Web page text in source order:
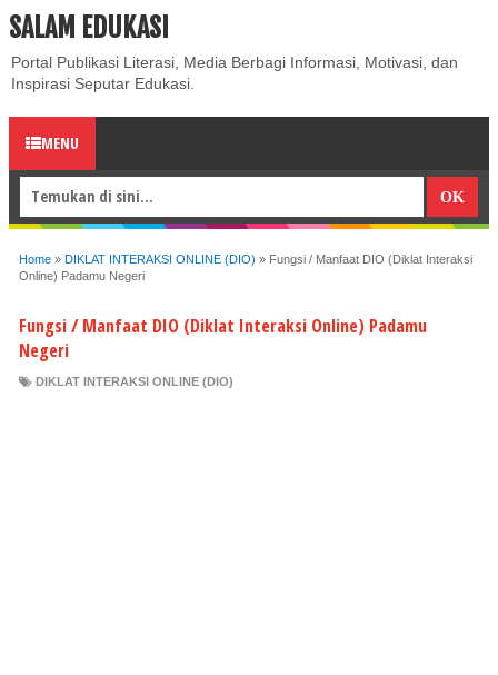
ABOUT CONTACT US
SALAM EDUKASI
Portal Publikasi Literasi, Media Berbagi Informasi, Motivasi, dan
Inspirasi Seputar Edukasi.
MENU
Home » DIKLAT INTERAKSI ONLINE (DIO) » Fungsi / Manfaat DIO (Diklat Interaksi
Online) Padamu Negeri
Fungsi / Manfaat DIO (Diklat Interaksi Online) Padamu
Negeri
DIKLAT INTERAKSI ONLINE (DIO)